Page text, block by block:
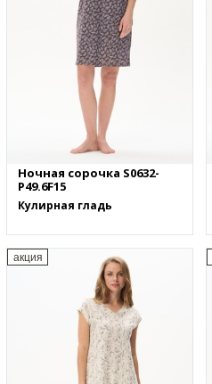
Ночная сорочка S0632-
P49.6F15
Кулирная гладь
акция